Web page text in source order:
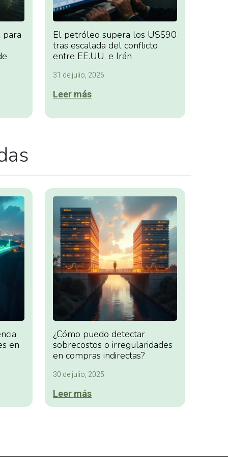
El petróleo supera los US$90
tras escalada del conflicto
entre EE.UU. e Irán
31 de julio, 2026
Leer más
en
¿Cómo puedo detectar
sobrecostos o irregularidades
en compras indirectas?
30 de julio, 2025
Leer más